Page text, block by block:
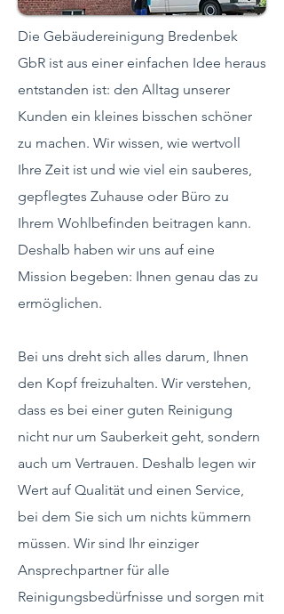
Die Gebäudereinigung Bredenbek
GbR ist aus einer einfachen Idee heraus
entstanden ist: den Alltag unserer
Kunden ein kleines bisschen schöner
zu machen. Wir wissen, wie wertvoll
Ihre Zeit ist und wie viel ein sauberes,
gepflegtes Zuhause oder Büro zu
Ihrem Wohlbefinden beitragen kann.
Deshalb haben wir uns auf eine
Mission begeben: Ihnen genau das zu
ermöglichen.
Bei uns dreht sich alles darum, Ihnen
den Kopf freizuhalten. Wir verstehen,
dass es bei einer guten Reinigung
nicht nur um Sauberkeit geht, sondern
auch um Vertrauen. Deshalb legen wir
Wert auf Qualität und einen Service,
bei dem Sie sich um nichts kümmern
müssen. Wir sind Ihr einziger
Ansprechpartner für alle
Reinigungsbedürfnisse und sorgen mit